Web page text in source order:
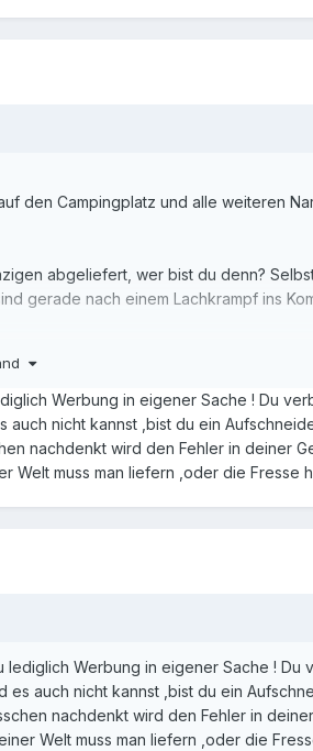
den Campingplatz und alle weiteren
abgeliefert, wer bist du denn?
gerade nach einem Lachkrampf ins
Werbung in eigener Sache ! Du
nicht kannst ,bist du ein
nachdenkt wird den Fehler in deiner
Welt muss man liefern ,oder die Fresse
Werbung in eigener Sache ! Du
auch nicht kannst ,bist du ein
nachdenkt wird den Fehler in
Welt muss man liefern ,oder die